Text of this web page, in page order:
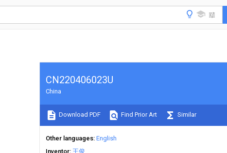
CN220406023U
China
Download PDF Find Prior Art Similar
Other languages English
Inventor 王俊